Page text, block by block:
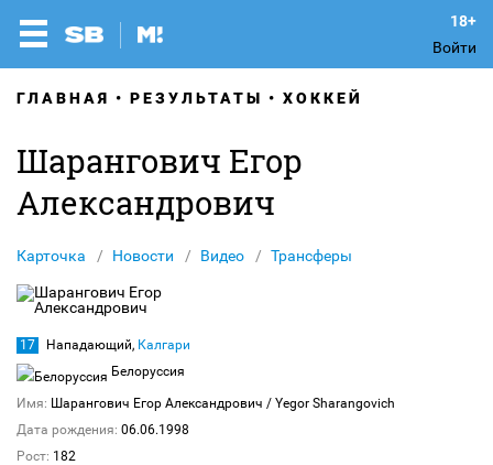
Войти
ГЛАВНАЯ РЕЗУЛЬТАТЫ ХОККЕЙ
Шарангович Егор
Александрович
Карточка Новости Видео Трансферы
17 Нападающий, Калгари
Белоруссия
Имя: Шарангович Егор Александрович / Yegor Sharangovich
Дата рождения: 06.06.1998
Рост: 182